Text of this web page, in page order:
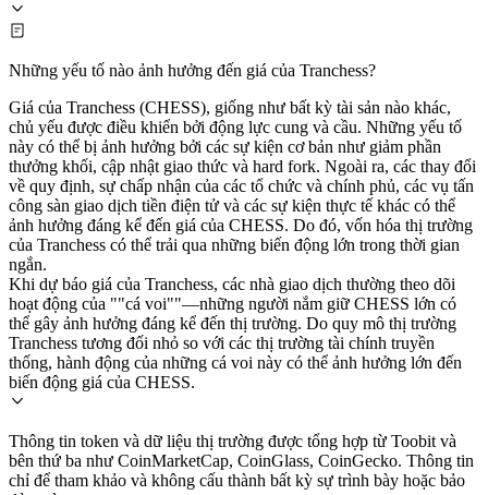
Những yếu tố nào ảnh hưởng đến giá của Tranchess?
Giá của Tranchess (CHESS), giống như bất kỳ tài sản nào khác,
chủ yếu được điều khiển bởi động lực cung và cầu. Những yếu tố
này có thể bị ảnh hưởng bởi các sự kiện cơ bản như giảm phần
thưởng khối, cập nhật giao thức và hard fork. Ngoài ra, các thay đổi
về quy định, sự chấp nhận của các tổ chức và chính phủ, các vụ tấn
công sàn giao dịch tiền điện tử và các sự kiện thực tế khác có thể
ảnh hưởng đáng kể đến giá của CHESS. Do đó, vốn hóa thị trường
của Tranchess có thể trải qua những biến động lớn trong thời gian
ngắn.
Khi dự báo giá của Tranchess, các nhà giao dịch thường theo dõi
hoạt động của ""cá voi""—những người nắm giữ CHESS lớn có
thể gây ảnh hưởng đáng kể đến thị trường. Do quy mô thị trường
Tranchess tương đối nhỏ so với các thị trường tài chính truyền
thống, hành động của những cá voi này có thể ảnh hưởng lớn đến
biến động giá của CHESS.
Thông tin token và dữ liệu thị trường được tổng hợp từ Toobit và
bên thứ ba như CoinMarketCap, CoinGlass, CoinGecko. Thông tin
chỉ để tham khảo và không cấu thành bất kỳ sự trình bày hoặc bảo